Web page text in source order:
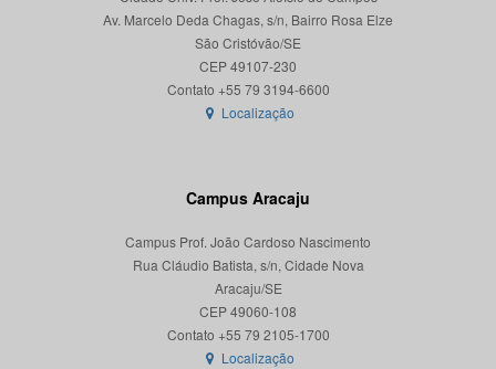
Av. Marcelo Deda Chagas, s/n, Bairro Rosa Elze
São Cristóvão/SE
CEP 49107-230
Localização
Campus Aracaju
Campus Prof. João Cardoso Nascimento
Rua Cláudio Batista, s/n, Cidade Nova
Aracaju/SE
CEP 49060-108
Localização